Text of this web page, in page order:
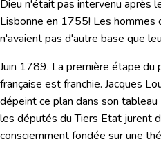
Dieu n'était pas intervenu après
Lisbonne en 1755! Les hommes
n'avaient pas d'autre base que
Juin 1789. La première étape du
française est franchie. Jacques
dépeint ce plan dans son tableau
les députés du Tiers Etat jurent
consciemment fondée sur une